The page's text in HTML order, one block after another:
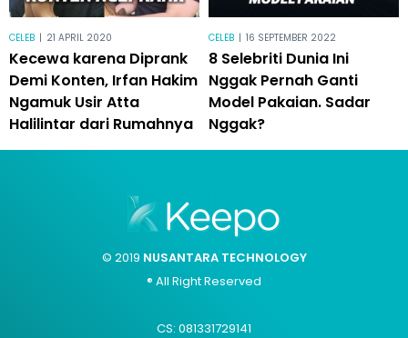
CELEB | 21 APRIL 2020
Kecewa karena Diprank
Demi Konten, Irfan Hakim
Ngamuk Usir Atta
Halilintar dari Rumahnya
CELEB | 16 SEPTEMBER 2022
8 Selebriti Dunia Ini
Nggak Pernah Ganti
Model Pakaian. Sadar
Nggak?
© 2019 NUSANTARA TECHNOLOGY
® All Right Reserved
CS: 081331729141